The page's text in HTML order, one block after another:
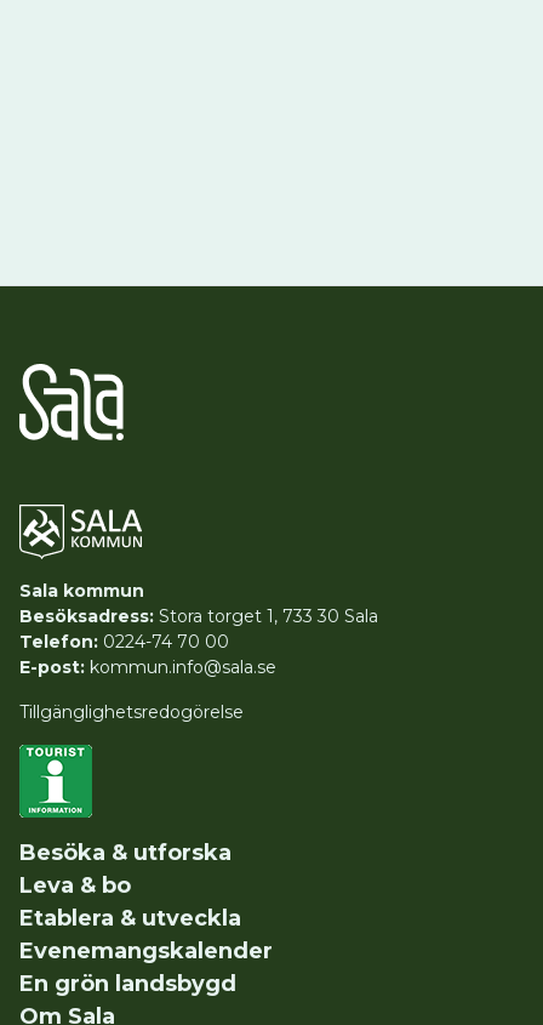
Sala kommun
Besöksadress: Stora torget 1, 733 30 Sala
Telefon: 0224-74 70 00
E-post: kommun.info@sala.se
Tillgänglighetsredogörelse
Besöka & utforska
Leva & bo
Etablera & utveckla
Evenemangskalender
En grön landsbygd
Om Sala